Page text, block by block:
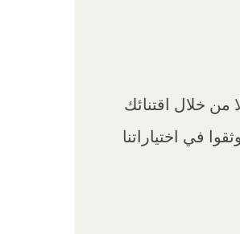
من خلال اقتنائك
في اختياراتنا